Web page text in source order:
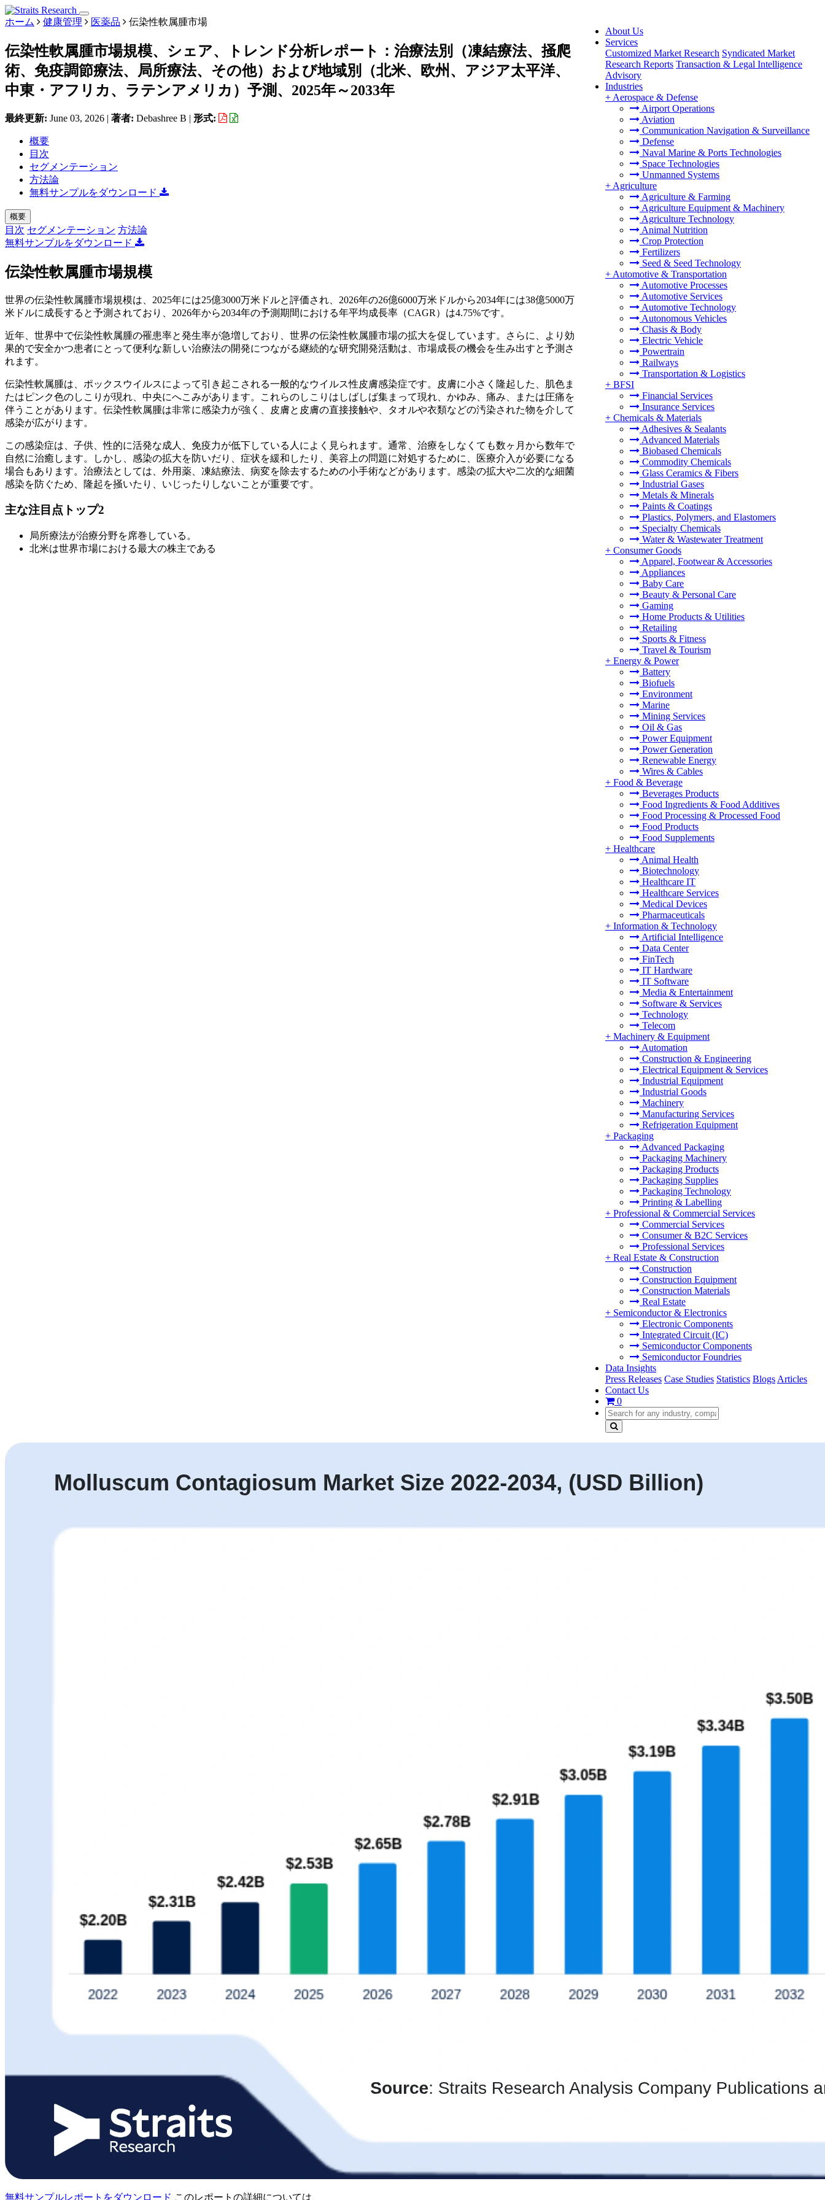
About Us
Services
Customized Market Research Syndicated Market
Research Reports Transaction & Legal Intelligence
Advisory
Industries
+ Aerospace & Defense
Airport Operations
Aviation
Communication Navigation & Surveillance
Defense
Naval Marine & Ports Technologies
Space Technologies
Unmanned Systems
+ Agriculture
Agriculture & Farming
Agriculture Equipment & Machinery
Agriculture Technology
Animal Nutrition
Crop Protection
Fertilizers
Seed & Seed Technology
+ Automotive & Transportation
Automotive Processes
Automotive Services
Automotive Technology
Autonomous Vehicles
Chasis & Body
Electric Vehicle
Powertrain
Railways
Transportation & Logistics
+ BFSI
Financial Services
Insurance Services
+ Chemicals & Materials
Adhesives & Sealants
Advanced Materials
Biobased Chemicals
Commodity Chemicals
Glass Ceramics & Fibers
Industrial Gases
Metals & Minerals
Paints & Coatings
Plastics, Polymers, and Elastomers
Specialty Chemicals
Water & Wastewater Treatment
+ Consumer Goods
Apparel, Footwear & Accessories
Appliances
Baby Care
Beauty & Personal Care
Gaming
Home Products & Utilities
Retailing
Sports & Fitness
Travel & Tourism
+ Energy & Power
Battery
Biofuels
Environment
Marine
Mining Services
Oil & Gas
Power Equipment
Power Generation
Renewable Energy
Wires & Cables
+ Food & Beverage
Beverages Products
Food Ingredients & Food Additives
Food Processing & Processed Food
Food Products
Food Supplements
+ Healthcare
Animal Health
Biotechnology
Healthcare IT
Healthcare Services
Medical Devices
Pharmaceuticals
+ Information & Technology
Artificial Intelligence
Data Center
FinTech
IT Hardware
IT Software
Media & Entertainment
Software & Services
Technology
Telecom
+ Machinery & Equipment
Automation
Construction & Engineering
Electrical Equipment & Services
Industrial Equipment
Industrial Goods
Machinery
Manufacturing Services
Refrigeration Equipment
+ Packaging
Advanced Packaging
Packaging Machinery
Packaging Products
Packaging Supplies
Packaging Technology
Printing & Labelling
+ Professional & Commercial Services
Commercial Services
Consumer & B2C Services
Professional Services
+ Real Estate & Construction
Construction
Construction Equipment
Construction Materials
Real Estate
+ Semiconductor & Electronics
Electronic Components
Integrated Circuit (IC)
Semiconductor Components
Semiconductor Foundries
Data Insights
Press Releases Case Studies Statistics Blogs Articles
Contact Us
0
ホーム 健康管理 医薬品 伝染性軟属腫市場
伝染性軟属腫市場規模、シェア、トレンド分析レポート：治療法別（凍結療法、掻爬
術、免疫調節療法、局所療法、その他）および地域別（北米、欧州、アジア太平洋、
中東・アフリカ、ラテンアメリカ）予測、2025年～2033年
最終更新: June 03, 2026 | 著者: Debashree B | 形式:
概要
目次
セグメンテーション
方法論
無料サンプルをダウンロード
概要
目次 セグメンテーション 方法論
無料サンプルをダウンロード
伝染性軟属腫市場規模
世界の伝染性軟属腫市場規模は、2025年には25億3000万米ドルと評価され、2026年の26億6000万米ドルから2034年には38億5000万
米ドルに成長すると予測されており、2026年から2034年の予測期間における年平均成長率（CAGR）は4.75%です。
近年、世界中で伝染性軟属腫の罹患率と発生率が急増しており、世界の伝染性軟属腫市場の拡大を促しています。さらに、より効
果的で安全かつ患者にとって便利な新しい治療法の開発につながる継続的な研究開発活動は、市場成長の機会を生み出すと予測さ
れます。
伝染性軟属腫は、ポックスウイルスによって引き起こされる一般的なウイルス性皮膚感染症です。皮膚に小さく隆起した、肌色ま
たはピンク色のしこりが現れ、中央にへこみがあります。これらのしこりはしばしば集まって現れ、かゆみ、痛み、または圧痛を
伴うことがあります。伝染性軟属腫は非常に感染力が強く、皮膚と皮膚の直接接触や、タオルや衣類などの汚染された物を介して
感染が広がります。
この感染症は、子供、性的に活発な成人、免疫力が低下している人によく見られます。通常、治療をしなくても数ヶ月から数年で
自然に治癒します。しかし、感染の拡大を防いだり、症状を緩和したり、美容上の問題に対処するために、医療介入が必要になる
場合もあります。治療法としては、外用薬、凍結療法、病変を除去するための小手術などがあります。感染の拡大や二次的な細菌
感染を防ぐため、隆起を掻いたり、いじったりしないことが重要です。
主な注目点トップ2
局所療法が治療分野を席巻している。
北米は世界市場における最大の株主である
無料サンプルレポートをダウンロード このレポートの詳細については、